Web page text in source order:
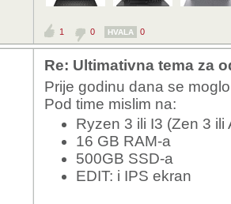
1 0 HVALA 0
Re: Ultimativna tema za
Prije godinu dana se
Pod time mislim na:
Ryzen 3 ili I3 (Zen 3
16 GB RAM-a
500GB SSD-a
EDIT: i IPS ekran